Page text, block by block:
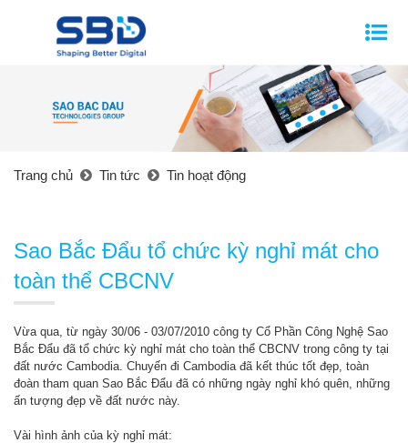
Trang chủ Tin tức Tin hoạt động
Sao Bắc Đẩu tổ chức kỳ nghỉ mát cho
toàn thể CBCNV
Vừa qua, từ ngày 30/06 - 03/07/2010 công ty Cổ Phần Công Nghệ Sao
Bắc Đẩu đã tổ chức kỳ nghỉ mát cho toàn thể CBCNV trong công ty tại
đất nước Cambodia. Chuyến đi Cambodia đã kết thúc tốt đẹp, toàn
đoàn tham quan Sao Bắc Đẩu đã có những ngày nghỉ khó quên, những
ấn tượng đẹp về đất nước này.
Vài hình ảnh của kỳ nghỉ mát: